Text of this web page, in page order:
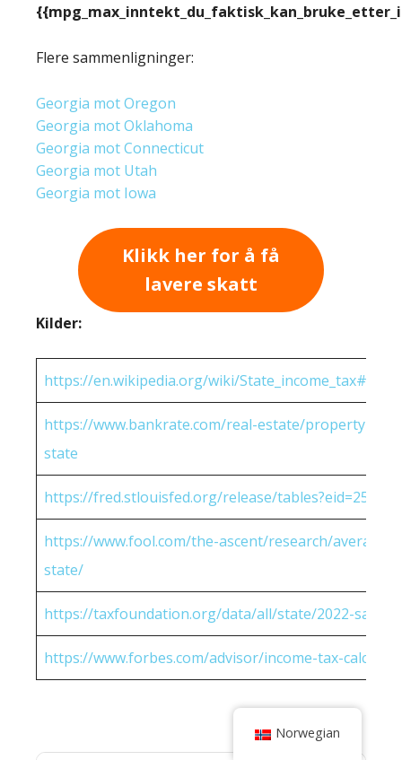
Flere sammenligninger:
Georgia mot Oregon
Georgia mot Oklahoma
Georgia mot Connecticut
Georgia mot Utah
Georgia mot Iowa
Klikk her for å få
lavere skatt
Kilder:
https://en.wikipedia.org/wiki/
https://www.bankrate.com/real-estate/property-
state
https://fred.stlouisfed.org/release/
https://www.fool.com/the-ascent/research/average-
state/
https://taxfoundation.org/data/all/state/2022-sales-
https://www.forbes.com/advisor/income-tax-
Norwegian